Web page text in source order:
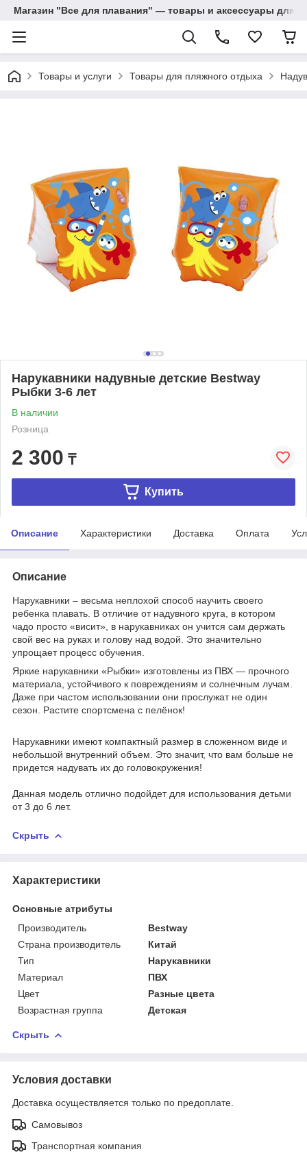
Магазин "Все для плавания" — товары и аксессуары для
Товары и услуги Товары для пляжного отдыха
Нарукавники надувные детские Bestway
Рыбки 3-6 лет
В наличии
Розница
2 300 ₸
Купить
Описание Характеристики Доставка Оплата
Описание
Нарукавники – весьма неплохой способ научить своего
ребенка плавать. В отличие от надувного круга, в котором
чадо просто «висит», в нарукавниках он учится сам держать
свой вес на руках и голову над водой. Это значительно
упрощает процесс обучения.
Яркие нарукавники «Рыбки» изготовлены из ПВХ — прочного
материала, устойчивого к повреждениям и солнечным лучам.
Даже при частом использовании они прослужат не один
сезон. Растите спортсмена с пелёнок!
Нарукавники имеют компактный размер в сложенном виде и
небольшой внутренний объем. Это значит, что вам больше не
придется надувать их до головокружения!
Данная модель отлично подойдет для использования детьми
от 3 до 6 лет.
Скрыть
Характеристики
Основные атрибуты
Производитель
Bestway
Страна производитель
Китай
Тип
Нарукавники
Материал
ПВХ
Цвет
Разные цвета
Возрастная группа
Детская
Скрыть
Условия доставки
Доставка осуществляется только по предоплате.
Самовывоз
Транспортная компания